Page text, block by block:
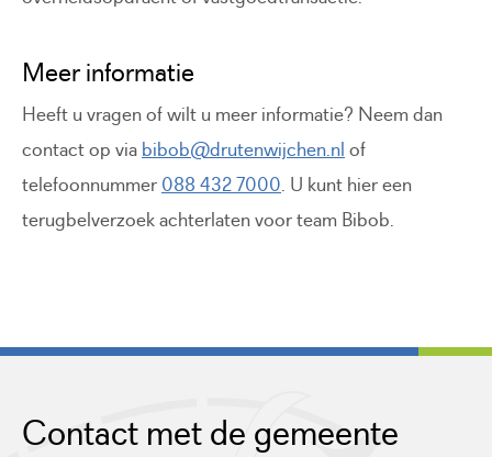
Meer informatie
Heeft u vragen of wilt u meer informatie? Neem dan
contact op via bibob@drutenwijchen.nl of
telefoonnummer 088 432 7000. U kunt hier een
terugbelverzoek achterlaten voor team Bibob.
Contact met de gemeente